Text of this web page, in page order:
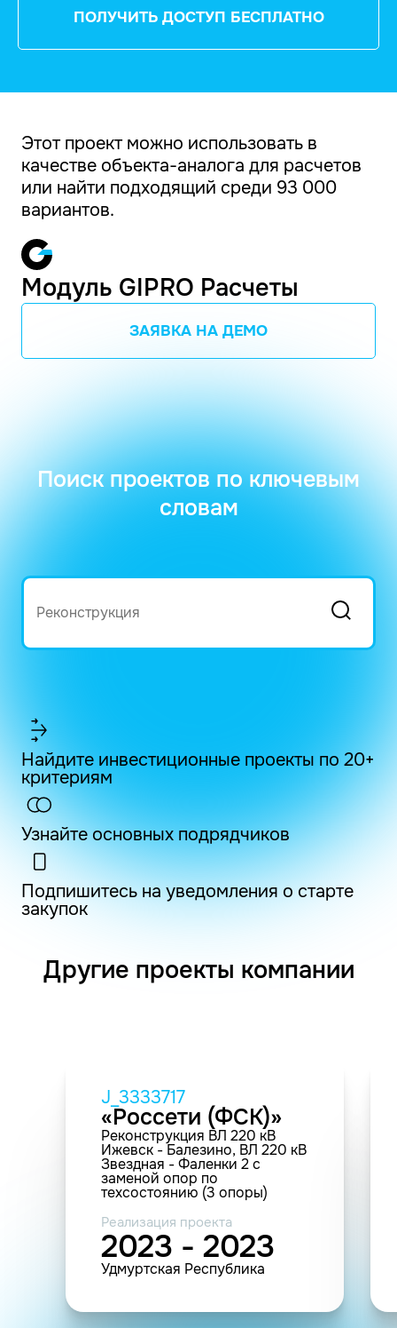
ПОЛУЧИТЬ ДОСТУП БЕСПЛАТНО
Этот проект можно использовать в
качестве объекта-аналога для расчетов
или найти подходящий среди 93 000
вариантов.
Модуль GIPRO Расчеты
ЗАЯВКА НА ДЕМО
Поиск проектов по ключевым
словам
Найдите инвестиционные проекты по 20+
критериям
Узнайте основных подрядчиков
Подпишитесь на уведомления о старте
закупок
Другие проекты компании
J_3333717
«Россети (ФСК)»
Реконструкция ВЛ 220 кВ
Ижевск - Балезино, ВЛ 220 кВ
Звездная - Фаленки 2 с
заменой опор по
техсостоянию (3 опоры)
Реализация проекта
2023 - 2023
Удмуртская Республика